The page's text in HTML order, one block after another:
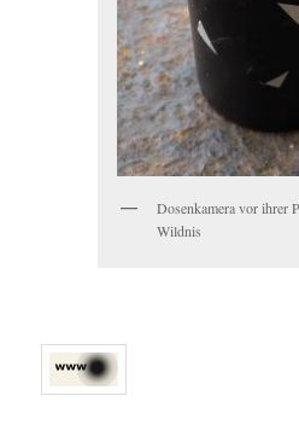
Dosenkamera vor ihrer
Wildnis